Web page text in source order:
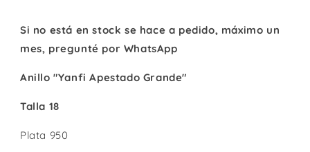
Si no está en stock se hace a pedido, máximo un
mes, pregunté por WhatsApp
Anillo "Yanfi Apestado Grande"
Talla 18
Plata 950